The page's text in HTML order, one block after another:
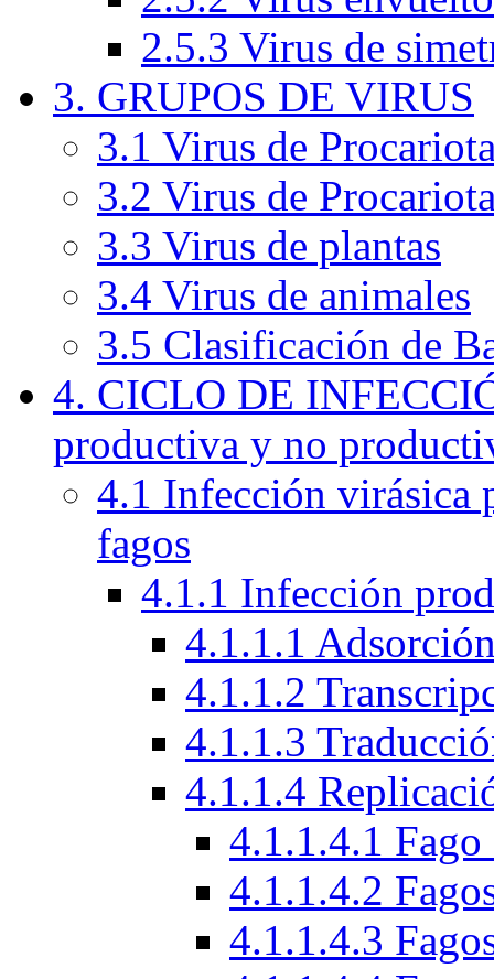
2.5.3 Virus de
3. GRUPOS DE VIRUS
3.1 Virus de
3.2 Virus de
3.3 Virus de plantas
3.4 Virus de animales
3.5 Clasificación de
4. CICLO DE
productiva y no
4.1 Infección virásica
fagos
4.1.1 Infección
4.1.1.1
4.1.1.2
4.1.1.3
4.1.1.4
4.1.1.4.1
4.1.1.4.2
4.1.1.4.3